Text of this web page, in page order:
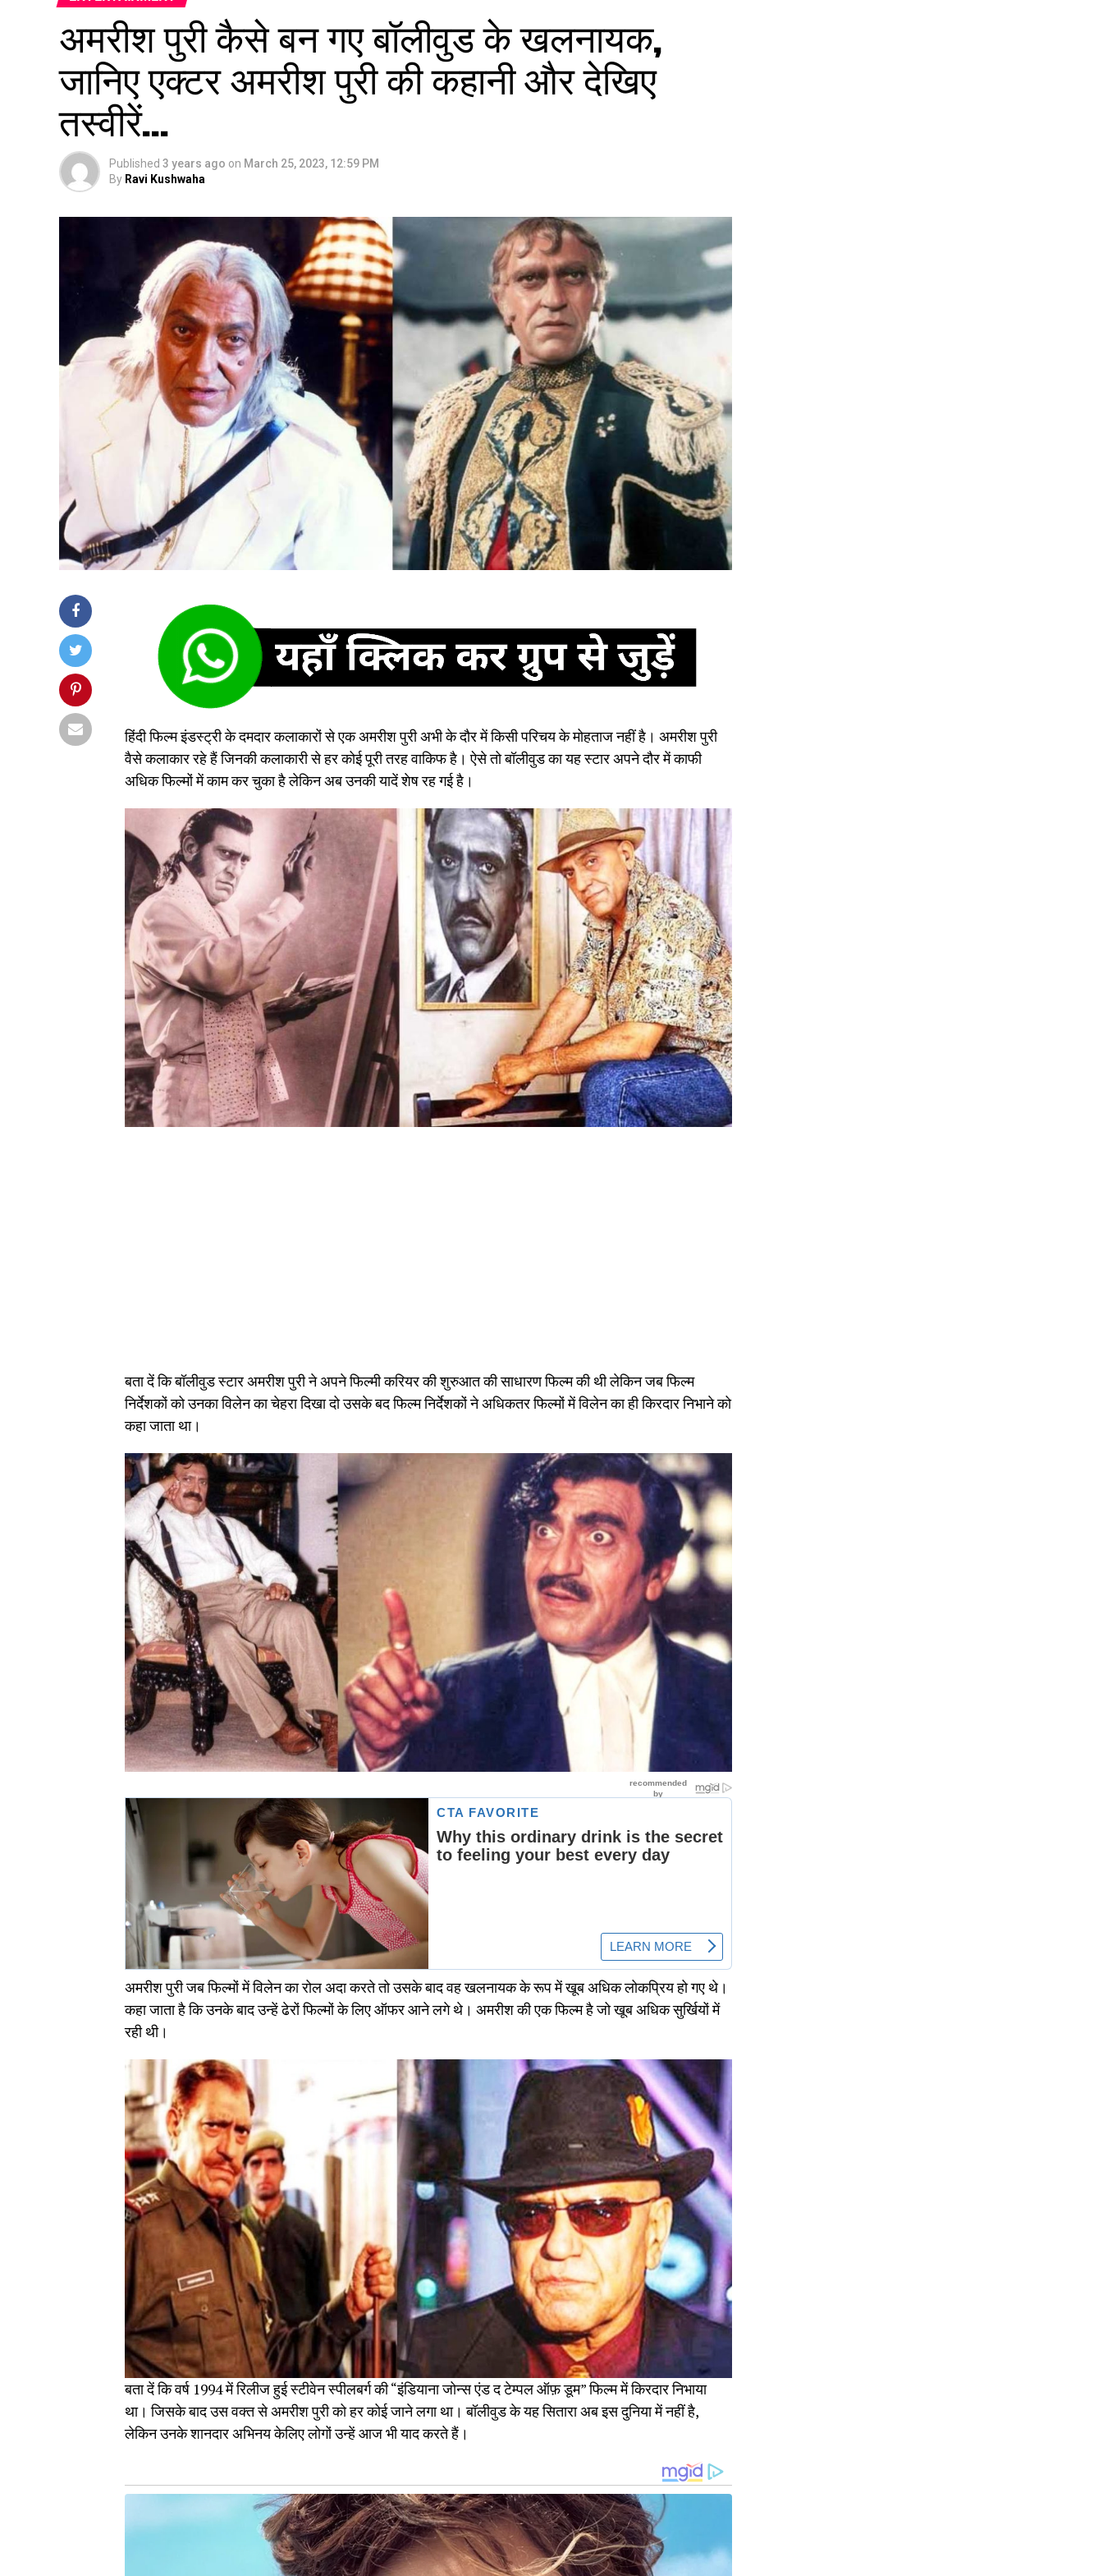
अमरीश पुरी कैसे बन गए बॉलीवुड के खलनायक,
जानिए एक्टर अमरीश पुरी की कहानी और देखिए
तस्वीरें…
Published 3 years ago on March 25, 2023, 12:59 PM
By Ravi Kushwaha
हिंदी फिल्म इंडस्ट्री के दमदार कलाकारों से एक अमरीश पुरी अभी के दौर में किसी परिचय के मोहताज नहीं है। अमरीश पुरी
वैसे कलाकार रहे हैं जिनकी कलाकारी से हर कोई पूरी तरह वाकिफ है। ऐसे तो बॉलीवुड का यह स्टार अपने दौर में काफी
अधिक फिल्मों में काम कर चुका है लेकिन अब उनकी यादें शेष रह गई है।
बता दें कि बॉलीवुड स्टार अमरीश पुरी ने अपने फिल्मी करियर की शुरुआत की साधारण फिल्म की थी लेकिन जब फिल्म
निर्देशकों को उनका विलेन का चेहरा दिखा दो उसके बद फिल्म निर्देशकों ने अधिकतर फिल्मों में विलेन का ही किरदार निभाने को
कहा जाता था।
अमरीश पुरी जब फिल्मों में विलेन का रोल अदा करते तो उसके बाद वह खलनायक के रूप में खूब अधिक लोकप्रिय हो गए थे।
कहा जाता है कि उनके बाद उन्हें ढेरों फिल्मों के लिए ऑफर आने लगे थे। अमरीश की एक फिल्म है जो खूब अधिक सुर्खियों में
रही थी।
बता दें कि वर्ष 1994 में रिलीज हुई स्टीवेन स्पीलबर्ग की “इंडियाना जोन्स एंड द टेम्पल ऑफ़ डूम” फिल्म में किरदार निभाया
था। जिसके बाद उस वक्त से अमरीश पुरी को हर कोई जाने लगा था। बॉलीवुड के यह सितारा अब इस दुनिया में नहीं है,
लेकिन उनके शानदार अभिनय केलिए लोगों उन्हें आज भी याद करते हैं।